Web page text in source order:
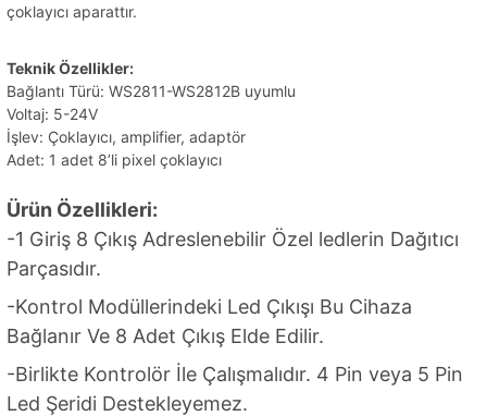
çoklayıcı aparattır.
Teknik Özellikler:
Bağlantı Türü: WS2811-WS2812B uyumlu
Voltaj: 5-24V
İşlev: Çoklayıcı, amplifier, adaptör
Adet: 1 adet 8’li pixel çoklayıcı
Ürün Özellikleri:
-1 Giriş 8 Çıkış Adreslenebilir Özel ledlerin Dağıtıcı
Parçasıdır.
-Kontrol Modüllerindeki Led Çıkışı Bu Cihaza
Bağlanır Ve 8 Adet Çıkış Elde Edilir.
-Birlikte Kontrolör İle Çalışmalıdır. 4 Pin veya 5 Pin
Led Şeridi Destekleyemez.